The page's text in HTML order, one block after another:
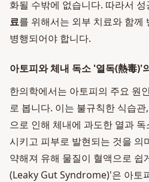
화될 수밖에 없습니다. 따라서 성
료를 위해서는 외부 치료와 함께
병행되어야 합니다.
아토피와 체내 독소 '열독(熱毒)'
한의학에서는 아토피의 주요 원
로 봅니다. 이는 불규칙한 식습
으로 인해 체내에 과도한 열과
시키고 피부로 발현되는 것을 의
약해져 유해 물질이 혈액으로 쉽
(Leaky Gut Syndrome)'은 아토